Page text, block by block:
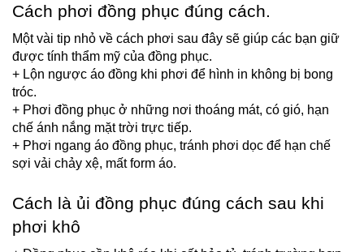
Cách phơi đồng phục đúng cách.
Một vài tip nhỏ về cách phơi sau đây sẽ giúp các bạn giữ
được tính thẩm mỹ của đồng phục.
+ Lộn ngược áo đồng khi phơi để hình in không bị bong
tróc.
+ Phơi đồng phục ở những nơi thoáng mát, có gió, hạn
chế ánh nắng mặt trời trực tiếp.
+ Phơi ngang áo đồng phục, tránh phơi dọc để hạn chế
sợi vải chảy xệ, mất form áo.
Cách là ủi đồng phục đúng cách sau khi
phơi khô